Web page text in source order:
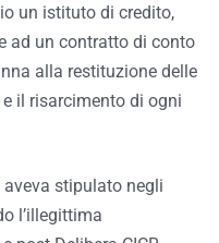
un istituto di credito,
ad un contratto di conto
alla restituzione delle
il risarcimento di ogni
aveva stipulato negli
l’illegittima